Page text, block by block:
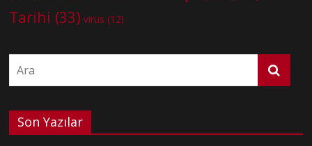
Tarihi (33) virüs (12)
Son Yazılar